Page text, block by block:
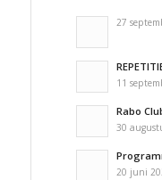
27
11
Rabo
30
20 juni